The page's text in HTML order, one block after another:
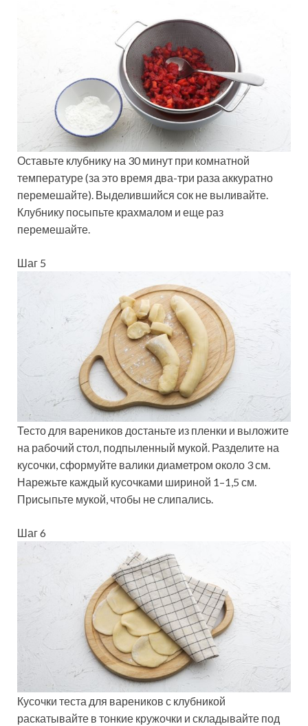
Оставьте клубнику на 30 минут при комнатной
температуре (за это время два-три раза аккуратно
перемешайте). Выделившийся сок не выливайте.
Клубнику посыпьте крахмалом и еще раз
перемешайте.
Шаг 5
Тесто для вареников достаньте из пленки и выложите
на рабочий стол, подпыленный мукой. Разделите на
кусочки, сформуйте валики диаметром около 3 см.
Нарежьте каждый кусочками шириной 1–1,5 см.
Присыпьте мукой, чтобы не слипались.
Шаг 6
Кусочки теста для вареников с клубникой
раскатывайте в тонкие кружочки и складывайте под